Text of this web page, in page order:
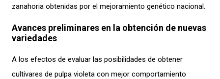
zanahoria obtenidas por el mejoramiento genético nacional.
Avances preliminares en la obtención de nuevas
variedades
A los efectos de evaluar las posibilidades de obtener
cultivares de pulpa violeta con mejor comportamiento